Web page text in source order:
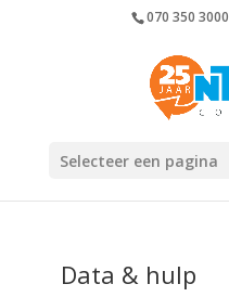
070 350 3000
Selecteer een pagina
Data & hulp